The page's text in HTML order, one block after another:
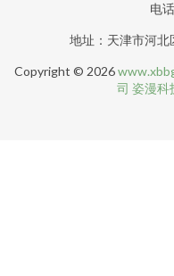
电
地址：天津市河
Copyright © 2026
司 姿漫科